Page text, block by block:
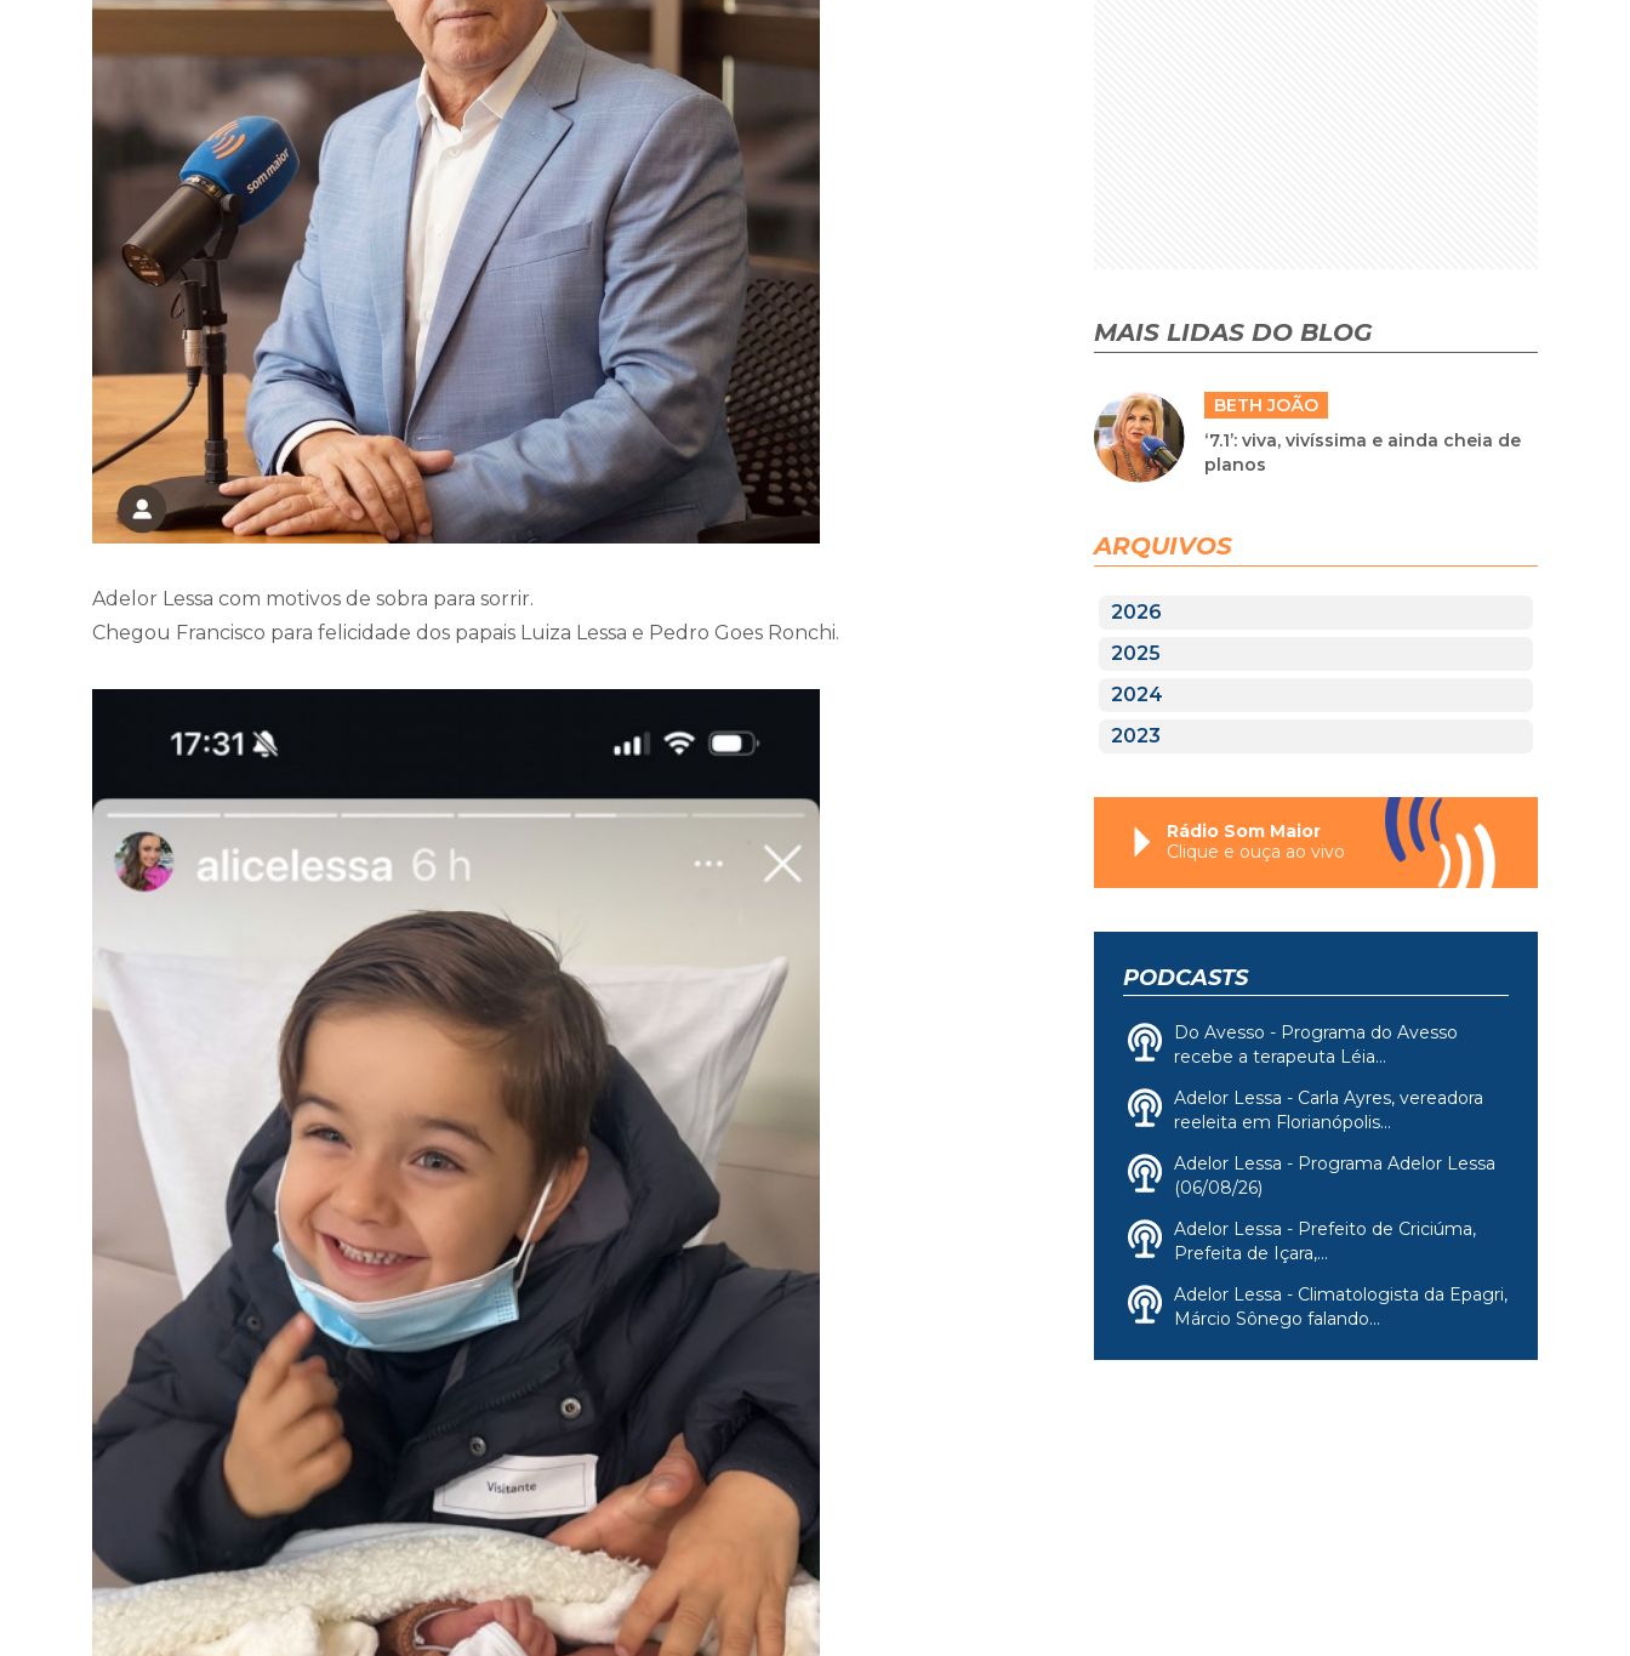
Adelor Lessa com motivos de sobra para sorrir.
Chegou Francisco para felicidade dos papais Luiza Lessa e Pedro Goes Ronchi.
MAIS LIDAS DO BLOG
BETH JOÃO
‘7.1’: viva, vivíssima e ainda cheia de
planos
ARQUIVOS
2026
2025
2024
2023
Rádio Som Maior
Clique e ouça ao vivo
PODCASTS
Do Avesso - Programa do Avesso
recebe a terapeuta Léia...
Adelor Lessa - Carla Ayres, vereadora
reeleita em Florianópolis...
Adelor Lessa - Programa Adelor Lessa
(06/08/26)
Adelor Lessa - Prefeito de Criciúma,
Prefeita de Içara,...
Adelor Lessa - Climatologista da Epagri,
Márcio Sônego falando...